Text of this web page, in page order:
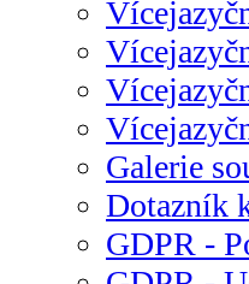
Galerie
Dotazník
GDPR -